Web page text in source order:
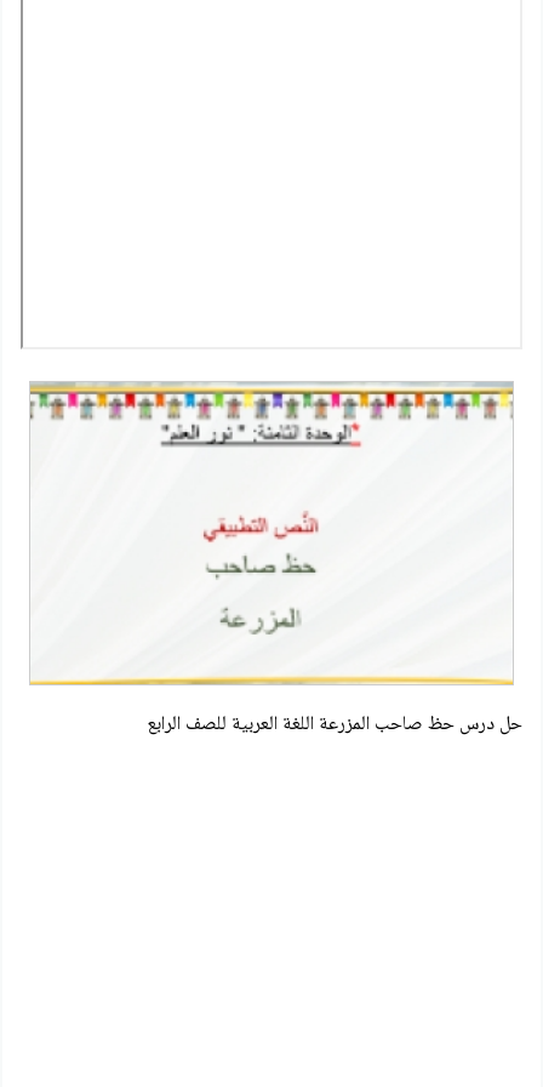
حل درس حظ صاحب المزرعة اللغة العربية للصف الرابع